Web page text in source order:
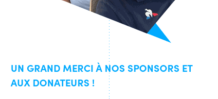
UN GRAND MERCI À NOS SPONSORS ET
AUX DONATEURS !